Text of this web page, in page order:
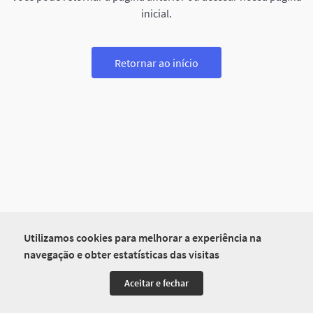
Utilizamos cookies para melhorar a experiência na
navegação e obter estatísticas das visitas
Aceitar e fechar
inicial.
Retornar ao início